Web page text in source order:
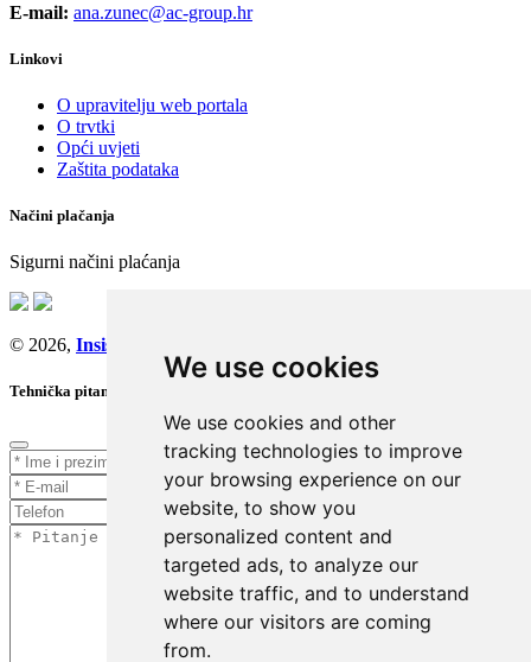
We use cookies
We use cookies and other
tracking technologies to improve
your browsing experience on our
website, to show you
personalized content and
targeted ads, to analyze our
website traffic, and to understand
where our visitors are coming
from.
E-mail: ana.zunec@ac-group.hr
Linkovi
O upravitelju web portala
O trvtki
Opći uvjeti
Zaštita podataka
Načini plačanja
Sigurni načini plaćanja
© 2026, Insist d.o.o.
Tehnička pitanja